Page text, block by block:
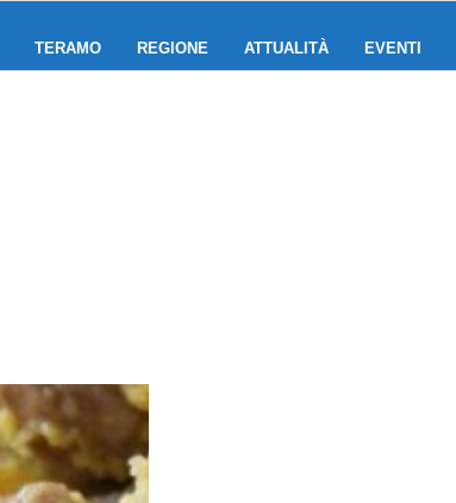
TERAMO REGIONE ATTUALITÀ EVENTI